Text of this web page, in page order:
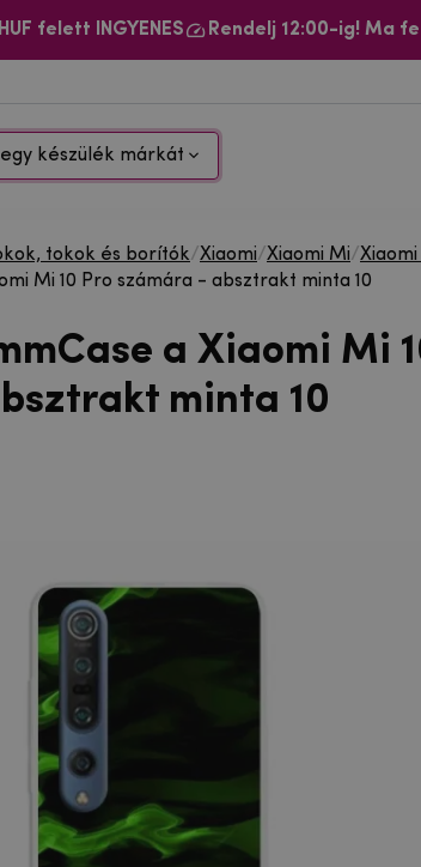
felett INGYENES Rendelj 12:00-ig! Ma
egy készülék márkát
tokok és borítók/Xiaomi/Xiaomi Mi/Xiaomi
Mi 10 Pro számára - absztrakt minta 10
a Xiaomi Mi
minta 10